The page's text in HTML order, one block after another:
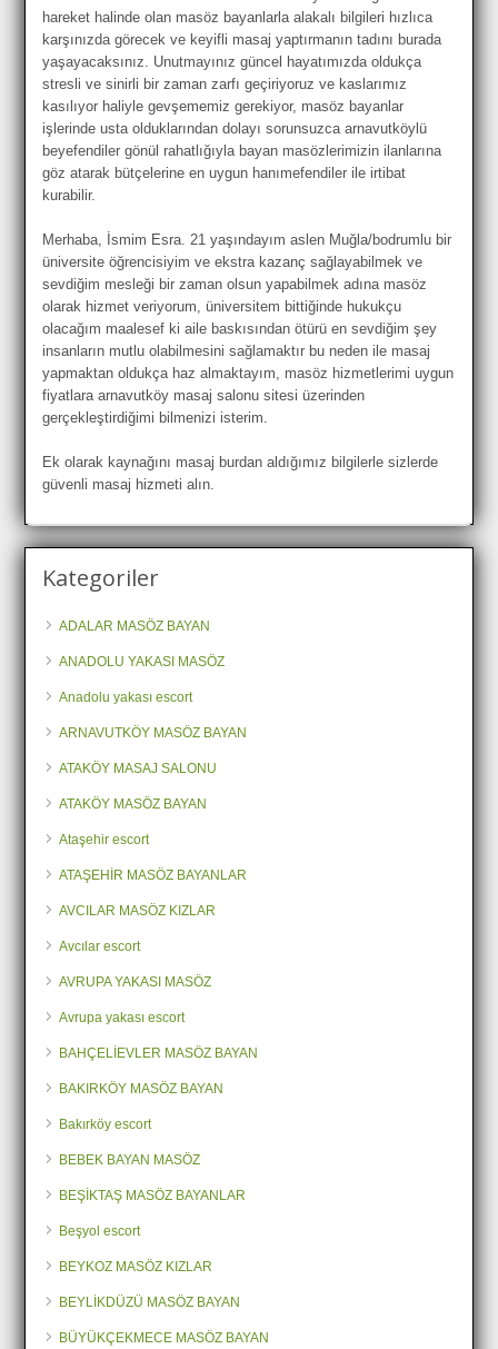
hareket halinde olan masöz bayanlarla alakalı bilgileri hızlıca
karşınızda görecek ve keyifli masaj yaptırmanın tadını burada
yaşayacaksınız. Unutmayınız güncel hayatımızda oldukça
stresli ve sinirli bir zaman zarfı geçiriyoruz ve kaslarımız
kasılıyor haliyle gevşememiz gerekiyor, masöz bayanlar
işlerinde usta olduklarından dolayı sorunsuzca arnavutköylü
beyefendiler gönül rahatlığıyla bayan masözlerimizin ilanlarına
göz atarak bütçelerine en uygun hanımefendiler ile irtibat
kurabilir.
Merhaba, İsmim Esra. 21 yaşındayım aslen Muğla/bodrumlu bir
üniversite öğrencisiyim ve ekstra kazanç sağlayabilmek ve
sevdiğim mesleği bir zaman olsun yapabilmek adına masöz
olarak hizmet veriyorum, üniversitem bittiğinde hukukçu
olacağım maalesef ki aile baskısından ötürü en sevdiğim şey
insanların mutlu olabilmesini sağlamaktır bu neden ile masaj
yapmaktan oldukça haz almaktayım, masöz hizmetlerimi uygun
fiyatlara arnavutköy masaj salonu sitesi üzerinden
gerçekleştirdiğimi bilmenizi isterim.
Ek olarak kaynağını masaj burdan aldığımız bilgilerle sizlerde
güvenli masaj hizmeti alın.
Kategoriler
ADALAR MASÖZ BAYAN
ANADOLU YAKASI MASÖZ
Anadolu yakası escort
ARNAVUTKÖY MASÖZ BAYAN
ATAKÖY MASAJ SALONU
ATAKÖY MASÖZ BAYAN
Ataşehir escort
ATAŞEHİR MASÖZ BAYANLAR
AVCILAR MASÖZ KIZLAR
Avcılar escort
AVRUPA YAKASI MASÖZ
Avrupa yakası escort
BAHÇELİEVLER MASÖZ BAYAN
BAKIRKÖY MASÖZ BAYAN
Bakırköy escort
BEBEK BAYAN MASÖZ
BEŞİKTAŞ MASÖZ BAYANLAR
Beşyol escort
BEYKOZ MASÖZ KIZLAR
BEYLİKDÜZÜ MASÖZ BAYAN
BÜYÜKÇEKMECE MASÖZ BAYAN